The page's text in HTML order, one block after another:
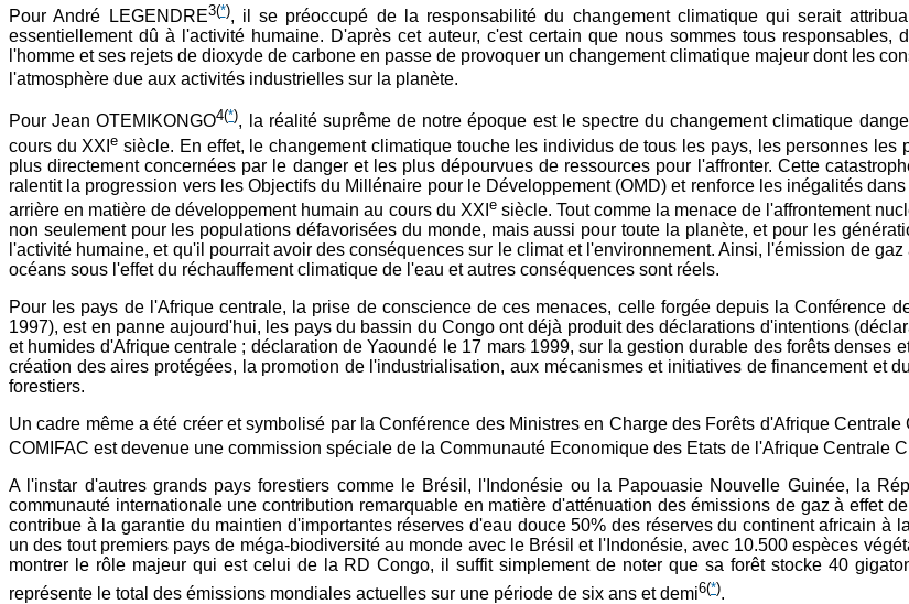
Pour André LEGENDRE3(*), il se préoccupé de la responsabilité du changement climatique qui serait
essentiellement dû à l'activité humaine. D'après cet auteur, c'est certain que nous sommes tous
l'homme et ses rejets de dioxyde de carbone en passe de provoquer un changement climatique majeur dont les
l'atmosphère due aux activités industrielles sur la planète.
Pour Jean OTEMIKONGO4(*), la réalité suprême de notre époque est le spectre du changement climatique
cours du XXIe siècle. En effet, le changement climatique touche les individus de tous les pays, les personnes
plus directement concernées par le danger et les plus dépourvues de ressources pour l'affronter. Cette
ralentit la progression vers les Objectifs du Millénaire pour le Développement (OMD) et renforce les inégalités
arrière en matière de développement humain au cours du XXI esiècle. Tout comme la menace de l'affrontement
non seulement pour les populations défavorisées du monde, mais aussi pour toute la planète, et pour les
l'activité humaine, et qu'il pourrait avoir des conséquences sur le climat et l'environnement. Ainsi, l'émission de
océans sous l'effet du réchauffement climatique de l'eau et autres conséquences sont réels.
Pour les pays de l'Afrique centrale, la prise de conscience de ces menaces, celle forgée depuis la Conférence
1997), est en panne aujourd'hui, les pays du bassin du Congo ont déjà produit des déclarations d'intentions
et humides d'Afrique centrale ; déclaration de Yaoundé le 17 mars 1999, sur la gestion durable des forêts
création des aires protégées, la promotion de l'industrialisation, aux mécanismes et initiatives de financement et
forestiers.
Un cadre même a été créer et symbolisé par la Conférence des Ministres en Charge des Forêts d'Afrique
COMIFAC est devenue une commission spéciale de la Communauté Economique des Etats de l'Afrique Centrale
A l'instar d'autres grands pays forestiers comme le Brésil, l'Indonésie ou la Papouasie Nouvelle Guinée, la
communauté internationale une contribution remarquable en matière d'atténuation des émissions de gaz à effet
contribue à la garantie du maintien d'importantes réserves d'eau douce 50% des réserves du continent africain
un des tout premiers pays de méga-biodiversité au monde avec le Brésil et l'Indonésie, avec 10.500 espèces
montrer le rôle majeur qui est celui de la RD Congo, il suffit simplement de noter que sa forêt stocke 40
représente le total des émissions mondiales actuelles sur une période de six ans et demi6(*).